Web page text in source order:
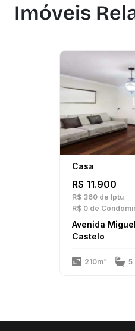
Imóveis
Casa
R$ 11.900
R$ 360 de Iptu
R$ 0 de
Avenida
Castelo
210m² 5